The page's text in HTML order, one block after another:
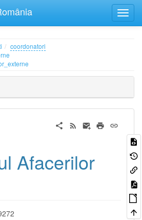
coordonatori
Afacerilor